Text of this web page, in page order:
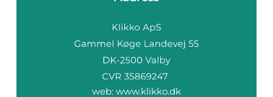
web: www.klikko.dk